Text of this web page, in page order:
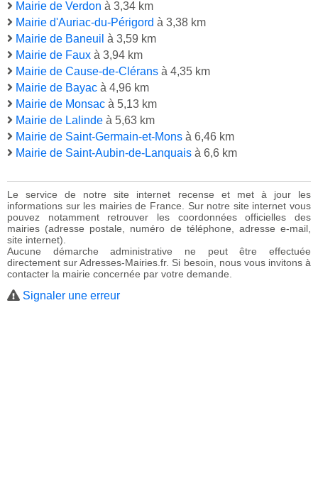
Mairie de Verdon à 3,34 km
Mairie d'Auriac-du-Périgord à 3,38 km
Mairie de Baneuil à 3,59 km
Mairie de Faux à 3,94 km
Mairie de Cause-de-Clérans à 4,35 km
Mairie de Bayac à 4,96 km
Mairie de Monsac à 5,13 km
Mairie de Lalinde à 5,63 km
Mairie de Saint-Germain-et-Mons à 6,46 km
Mairie de Saint-Aubin-de-Lanquais à 6,6 km
Le service de notre site internet recense et met à jour les
informations sur les mairies de France. Sur notre site internet vous
pouvez notamment retrouver les coordonnées officielles des
mairies (adresse postale, numéro de téléphone, adresse e-mail,
site internet).
Aucune démarche administrative ne peut être effectuée
directement sur Adresses-Mairies.fr. Si besoin, nous vous invitons à
contacter la mairie concernée par votre demande.
Signaler une erreur